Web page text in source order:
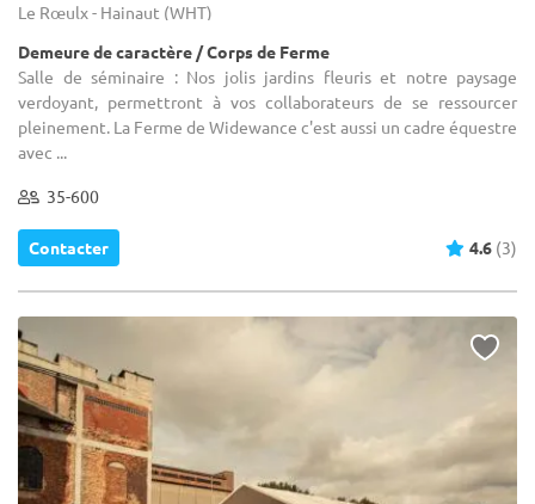
Le Rœulx - Hainaut (WHT)
Demeure de caractère / Corps de Ferme
Salle de séminaire : Nos jolis jardins fleuris et notre paysage
verdoyant, permettront à vos collaborateurs de se ressourcer
pleinement. La Ferme de Widewance c'est aussi un cadre équestre
avec ...
35-600
Contacter 4.6 (3)